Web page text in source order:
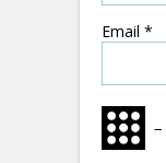
Email *
−